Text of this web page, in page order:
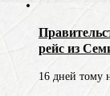
рейс из
16 дней тому